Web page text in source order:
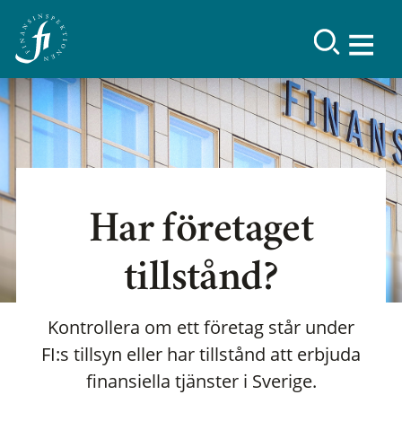
Har företaget
tillstånd?
Kontrollera om ett företag står under
FI:s tillsyn eller har tillstånd att erbjuda
finansiella tjänster i Sverige.